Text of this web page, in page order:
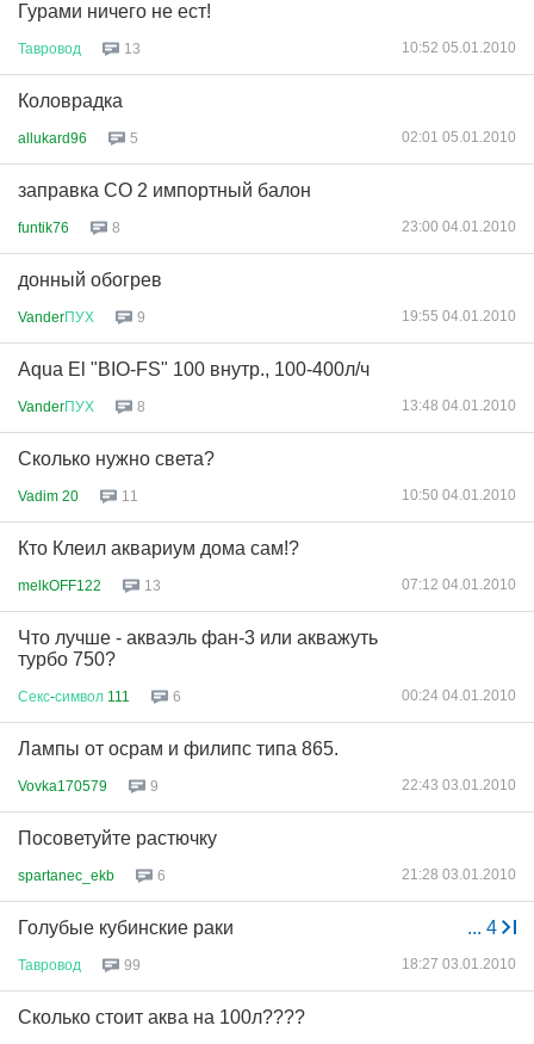
Гурами ничего не ест!
Тавровод 13 10:52 05.01.2010
Коловрадка
allukard96 5 02:01 05.01.2010
заправка СО 2 импортный балон
funtik76 8 23:00 04.01.2010
донный обогрев
VanderПУХ 9 19:55 04.01.2010
Aqua El "BIO-FS" 100 внутр., 100-400л/ч
VanderПУХ 8 13:48 04.01.2010
Сколько нужно света?
Vadim 20 11 10:50 04.01.2010
Кто Клеил аквариум дома сам!?
melkOFF122 13 07:12 04.01.2010
Что лучше - акваэль фан-3 или акважуть
турбо 750?
Секс-символ 111 6 00:24 04.01.2010
Лампы от осрам и филипс типа 865.
Vovka170579 9 22:43 03.01.2010
Посоветуйте растючку
spartanec_ekb 6 21:28 03.01.2010
... 4
Голубые кубинские раки
Тавровод 99 18:27 03.01.2010
Сколько стоит аква на 100л????